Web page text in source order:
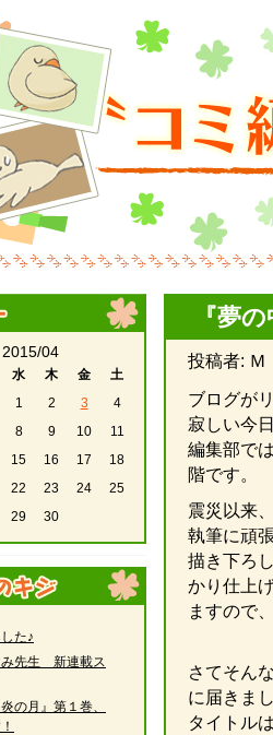
04
水 木 金
土
1
2 3
4
8 9 10
11
15 16 17
18
22 23 24
25
29 30
た♪
み先生 新連載ス
の月』第１巻、
『夢
投稿者: Ｍ
ブログが
寂しい今
編集部で
階です。
震災以来
執筆に頑
描き下ろ
かり仕上
ますので
さてそん
に届きま
タイトル